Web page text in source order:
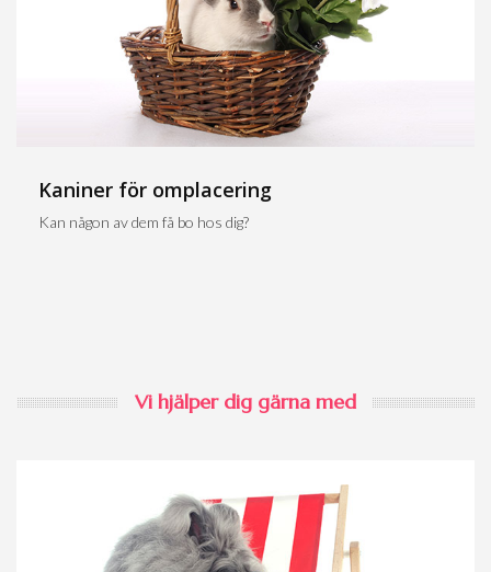
Kaniner för omplacering
Kan någon av dem få bo hos dig?
Vi hjälper dig gärna med